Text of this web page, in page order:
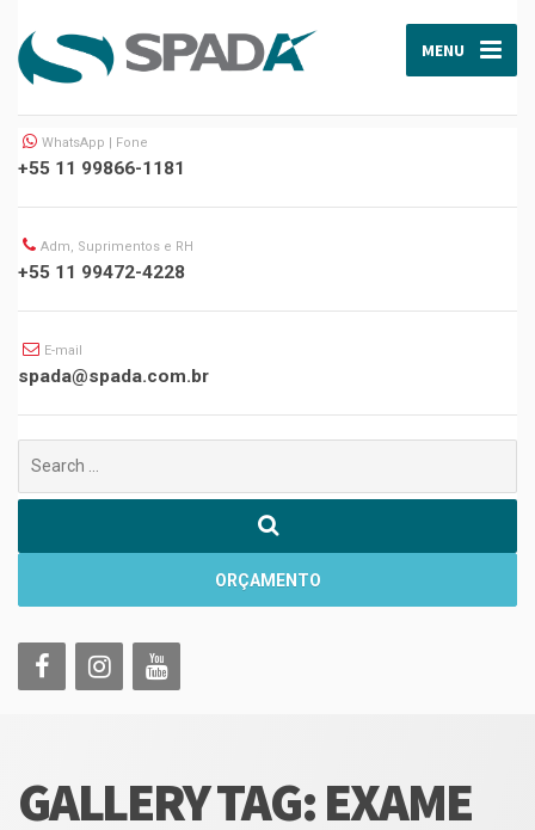
MENU
WhatsApp | Fone
+55 11 99866-1181
Adm, Suprimentos e RH
+55 11 99472-4228
E-mail
spada@spada.com.br
por:
ORÇAMENTO
GALLERY TAG:EXAME